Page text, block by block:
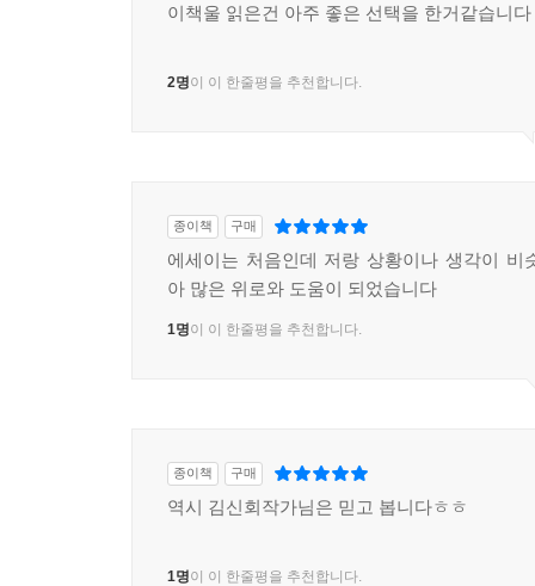
이책울 읽은건 아주 좋은 선택을 한거같습니다
2명이 이 한줄평을 추천합니다.
종이책 구매
에세이는 처음인데 저랑 상황이나 생각이 비
아 많은 위로와 도움이 되었습니다
1명이 이 한줄평을 추천합니다.
종이책 구매
역시 김신회작가님은 믿고 봅니다ㅎㅎ
1명이 이 한줄평을 추천합니다.